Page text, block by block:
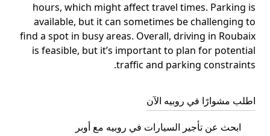
hours, which might affect travel times. Parking is
available, but it can sometimes be challenging to
find a spot in busy areas. Overall, driving in Roubaix
is feasible, but it’s important to plan for potential
traffic and parking constraints.
اطلب مشوارًا في روبيه الآن
ابحث عن تأجير السيارات في روبيه مع أوبر